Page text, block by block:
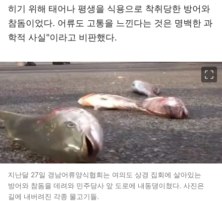
히기 위해 태어나 평생을 식용으로 착취당한 방어와
참돔이었다. 어류도 고통을 느낀다는 것은 명백한 과
학적 사실"이라고 비판했다.
지난달 27일 경남어류양식협회는 여의도 상경 집회에 살아있는
방어와 참돔을 데려와 민주당사 앞 도로에 내동댕이쳤다. 사진은
길에 내버려진 각종 물고기들.